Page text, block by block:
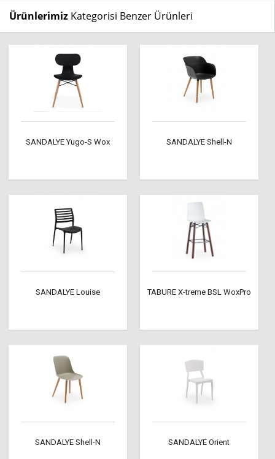
Ürünlerimiz Kategorisi Benzer Ürünleri
SANDALYE Yugo-S Wox SANDALYE Shell-N
SANDALYE Louise TABURE X-treme BSL WoxPro
SANDALYE Shell-N SANDALYE Orient